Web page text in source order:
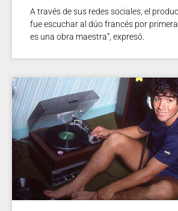
A través de sus redes sociales, el
fue escuchar al dúo francés por
es una obra maestra”, expresó.